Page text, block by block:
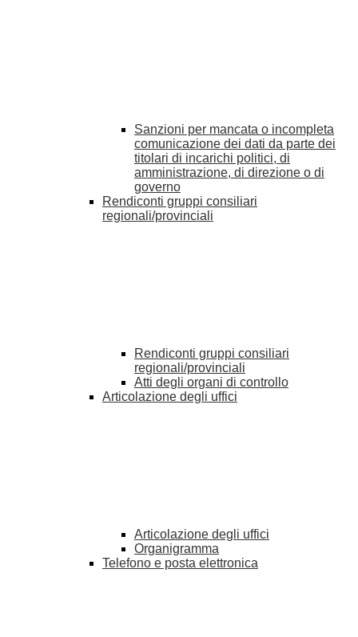
Sanzioni per mancata o incompleta
comunicazione dei dati da parte dei
titolari di incarichi politici, di
amministrazione, di direzione o di
governo
Rendiconti gruppi consiliari
regionali/provinciali
Rendiconti gruppi consiliari
regionali/provinciali
Atti degli organi di controllo
Articolazione degli uffici
Articolazione degli uffici
Organigramma
Telefono e posta elettronica